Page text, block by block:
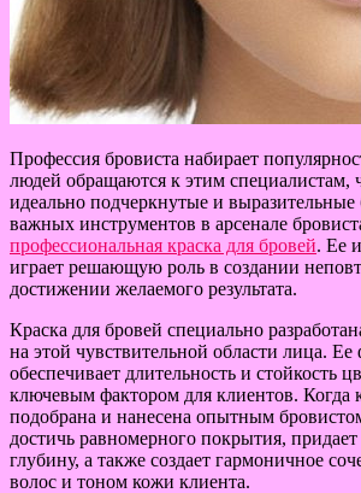
Профессия бровиста набирает
людей обращаются к этим специалистам,
идеально подчеркнутые и
важных инструментов в арсенале
профессиональная краска для бровей. Ее
играет решающую роль в создании
достижении желаемого результата.
Краска для бровей специально
на этой чувствительной области лица. Ее
обеспечивает длительность и стойкость
ключевым фактором для клиентов. Когда
подобрана и нанесена опытным
достичь равномерного покрытия,
глубину, а также создает гармоничное
волос и тоном кожи клиента.